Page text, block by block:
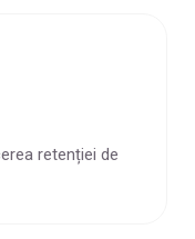
retenției de